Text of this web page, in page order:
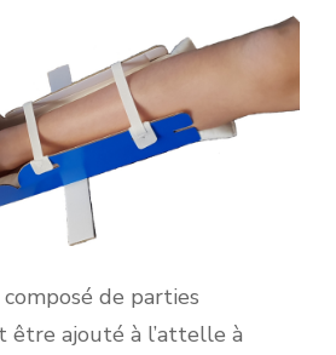
de parties
être ajouté à l’attelle à